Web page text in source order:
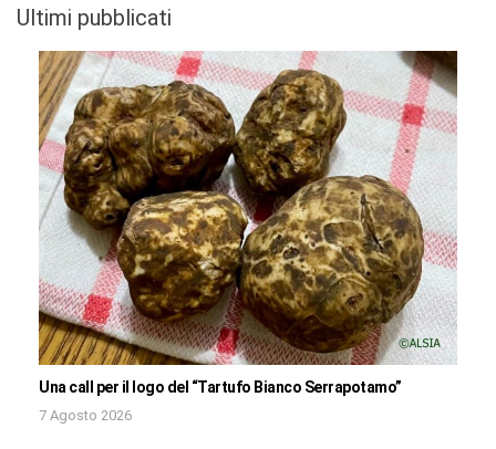
Ultimi pubblicati
Una call per il logo del “Tartufo Bianco Serrapotamo”
7 Agosto 2026